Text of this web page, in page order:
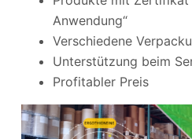
Anwendung“
Verschiedene
Unterstützung beim
Profitabler Preis